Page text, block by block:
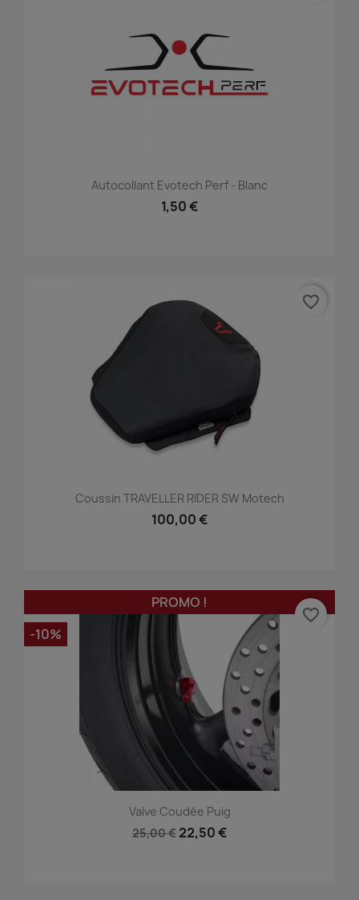
Autocollant Evotech Perf - Blanc
1,50 €
Coussin TRAVELLER RIDER SW Motech
100,00 €
favorite_border
Valve Coudée Puig
25,00 € 22,50 €
PROMO !
-10%
favorite_border